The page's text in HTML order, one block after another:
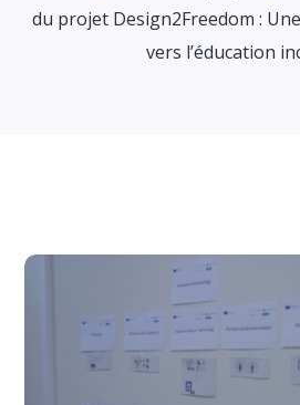
du projet Design2Freedom :
vers l’éducation